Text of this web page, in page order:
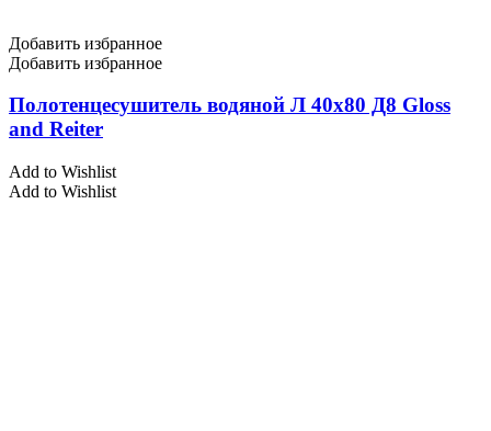
Добавить избранное
Добавить избранное
Полотенцесушитель водяной Л 40х80 Д8 Gloss
and Reiter
Add to Wishlist
Add to Wishlist